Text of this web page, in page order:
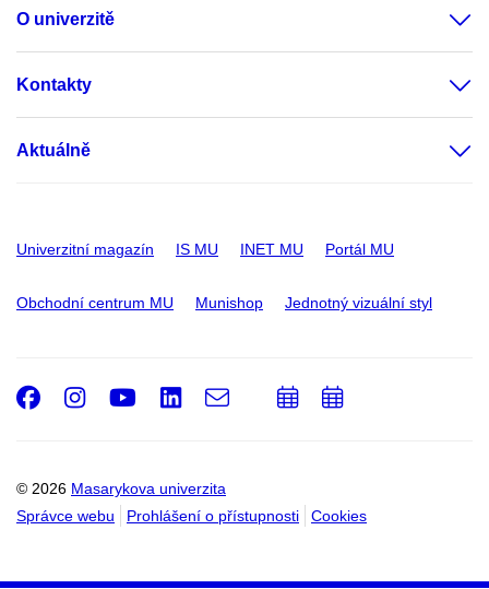
O univerzitě
Kontakty
Aktuálně
Univerzitní magazín IS MU INET MU Portál MU
Obchodní centrum MU Munishop Jednotný vizuální styl
© 2026 Masarykova univerzita
Správce webu
Prohlášení o přístupnosti Cookies
Facebook
Instagram
Youtube
LinkedIn
e-
PřidatPřidat